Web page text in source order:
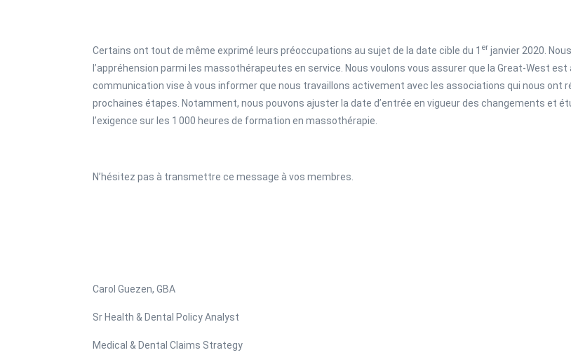
Certains ont tout de même exprimé leurs préoccupations au sujet de la date cible du 1 er janvier 2020.
l’appréhension parmi les massothérapeutes en service. Nous voulons vous assurer que la Great-West
communication vise à vous informer que nous travaillons activement avec les associations qui nous ont
prochaines étapes. Notamment, nous pouvons ajuster la date d’entrée en vigueur des changements et
l’exigence sur les 1 000 heures de formation en massothérapie.
N’hésitez pas à transmettre ce message à vos membres.
Carol Guezen, GBA
Sr Health & Dental Policy Analyst
Medical & Dental Claims Strategy